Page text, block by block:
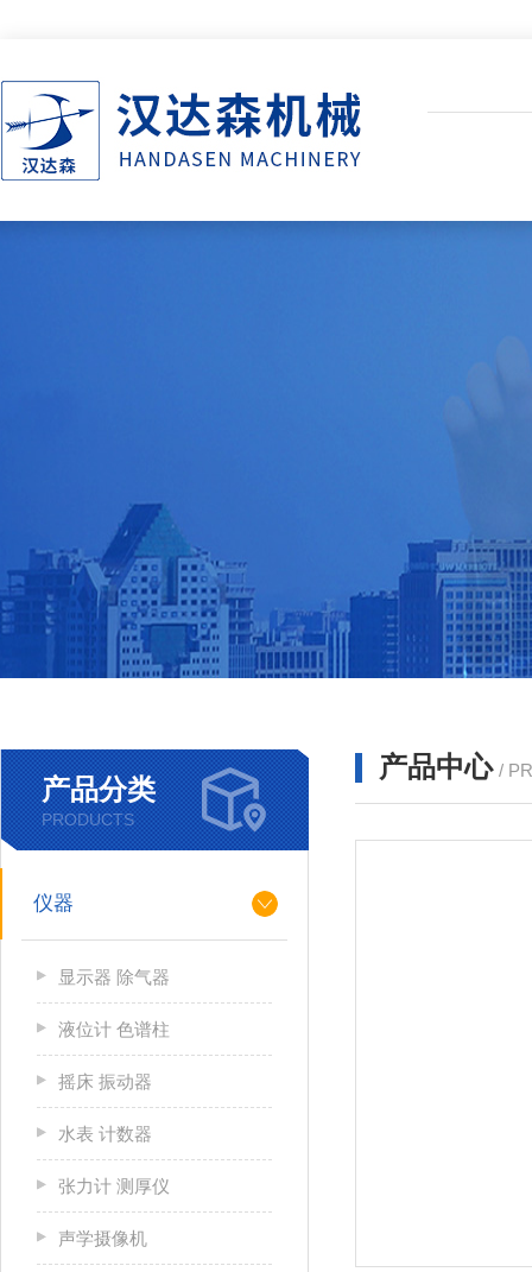
产品分类
PRODUCTS
仪器
显示器 除气器
液位计 色谱柱
摇床 振动器
水表 计数器
张力计 测厚仪
声学摄像机
产品中心 /